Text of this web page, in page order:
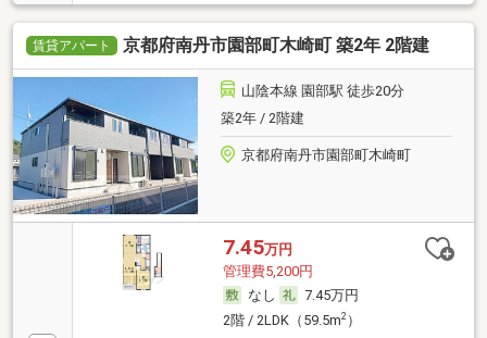
賃貸アパート 京都府南丹市園部町木崎町 築2年 2階建
山陰本線 園部駅 徒歩20分
築2年 / 2階建
京都府南丹市園部町木崎町
7.45万円
管理費5,200円
なし
7.45万円
2階 / 2LDK（59.5m2）